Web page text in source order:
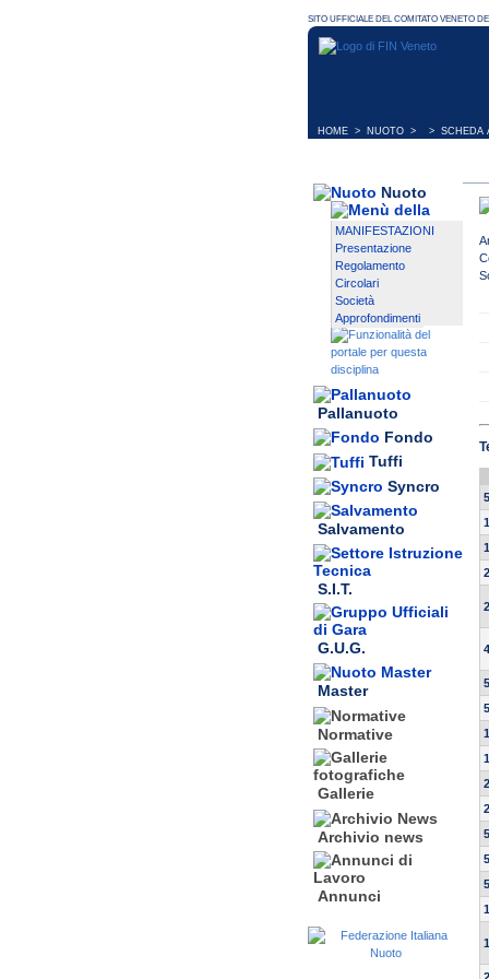
HOME > NUOTO > > SCHEDA
Nuoto
MANIFESTAZIONI
Presentazione
Regolamento
Circolari
Società
Approfondimenti
Pallanuoto
Fondo
Tuffi
Syncro
Salvamento
S.I.T.
G.U.G.
Master
Normative
Gallerie
Archivio news
Annunci